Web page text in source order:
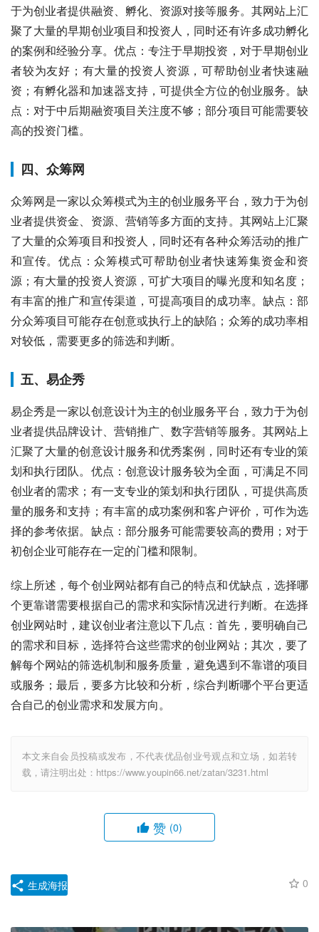
于为创业者提供融资、孵化、资源对接等服务。其网站上汇
聚了大量的早期创业项目和投资人，同时还有许多成功孵化
的案例和经验分享。优点：专注于早期投资，对于早期创业
者较为友好；有大量的投资人资源，可帮助创业者快速融
资；有孵化器和加速器支持，可提供全方位的创业服务。缺
点：对于中后期融资项目关注度不够；部分项目可能需要较
高的投资门槛。
四、众筹网
众筹网是一家以众筹模式为主的创业服务平台，致力于为创
业者提供资金、资源、营销等多方面的支持。其网站上汇聚
了大量的众筹项目和投资人，同时还有各种众筹活动的推广
和宣传。优点：众筹模式可帮助创业者快速筹集资金和资
源；有大量的投资人资源，可扩大项目的曝光度和知名度；
有丰富的推广和宣传渠道，可提高项目的成功率。缺点：部
分众筹项目可能存在创意或执行上的缺陷；众筹的成功率相
对较低，需要更多的筛选和判断。
五、易企秀
易企秀是一家以创意设计为主的创业服务平台，致力于为创
业者提供品牌设计、营销推广、数字营销等服务。其网站上
汇聚了大量的创意设计服务和优秀案例，同时还有专业的策
划和执行团队。优点：创意设计服务较为全面，可满足不同
创业者的需求；有一支专业的策划和执行团队，可提供高质
量的服务和支持；有丰富的成功案例和客户评价，可作为选
择的参考依据。缺点：部分服务可能需要较高的费用；对于
初创企业可能存在一定的门槛和限制。
综上所述，每个创业网站都有自己的特点和优缺点，选择哪
个更靠谱需要根据自己的需求和实际情况进行判断。在选择
创业网站时，建议创业者注意以下几点：首先，要明确自己
的需求和目标，选择符合这些需求的创业网站；其次，要了
解每个网站的筛选机制和服务质量，避免遇到不靠谱的项目
或服务；最后，要多方比较和分析，综合判断哪个平台更适
合自己的创业需求和发展方向。
本文来自会员投稿或发布，不代表优品创业号观点和立场，如若转
载，请注明出处：https://www.youpin66.net/zatan/3231.html
赞 (0)
0
生成海报